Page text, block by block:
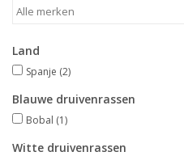
Merken
Land
Spanje (2)
Blauwe druivenrassen
Bobal (1)
Witte druivenrassen